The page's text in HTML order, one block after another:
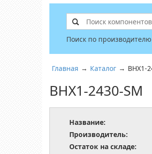
Поиск по производителю
Главная → Каталог → BHX1-
BHX1-2430-SM
Название:
Производитель:
Остаток на складе: